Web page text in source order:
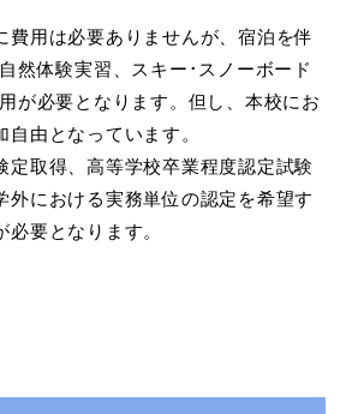
費用は必要ありませんが、宿泊を伴
然体験実習、スキー･スノーボード
が必要となります。但し、本校にお
由となっています。
定取得、高等学校卒業程度認定試験
外における実務単位の認定を希望す
要となります。